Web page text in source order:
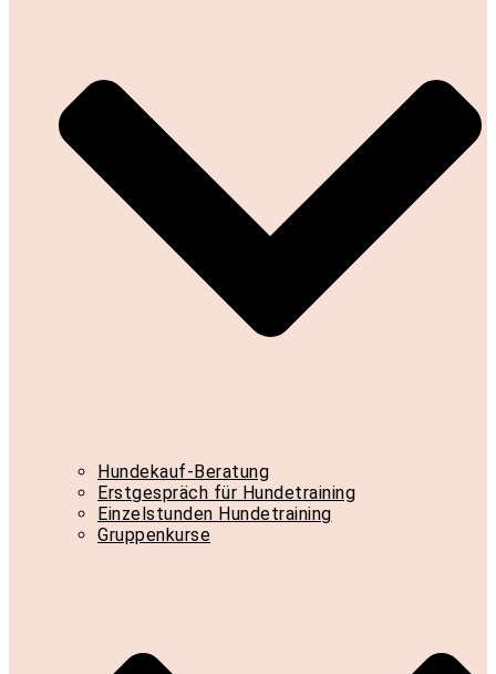
Hundekauf-Beratung
Erstgespräch für Hundetraining
Einzelstunden Hundetraining
Gruppenkurse